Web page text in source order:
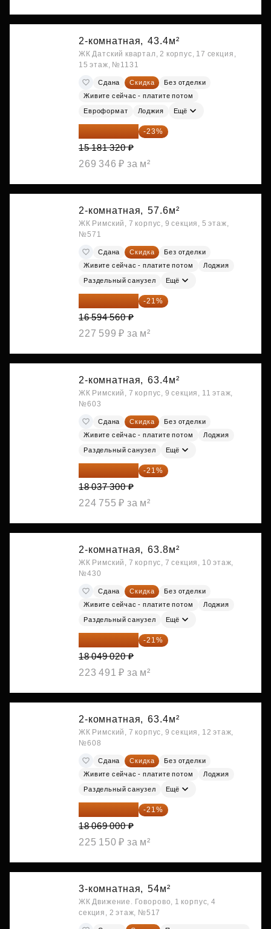
2-комнатная, 43.4м²
ЖК Датский квартал, 2 корпус, 17 секция,
15 этаж, №1131
Сдана Скидка
Без отделки
Живите сейчас - платите потом
Евроформат Лоджия Ещё
11 689 616 ₽ -23%
15 181 320 ₽
269 346 ₽ за м²
2-комнатная, 57.6м²
ЖК Римский, 7 корпус, 9 секция, 5 этаж,
№571
Сдана Скидка
Без отделки
Живите сейчас - платите потом
Лоджия
Раздельный санузел Ещё
13 109 702 ₽ -21%
16 594 560 ₽
227 599 ₽ за м²
2-комнатная, 63.4м²
ЖК Римский, 7 корпус, 9 секция, 11 этаж,
№603
Сдана Скидка
Без отделки
Живите сейчас - платите потом
Лоджия
Раздельный санузел Ещё
14 249 467 ₽ -21%
18 037 300 ₽
224 755 ₽ за м²
2-комнатная, 63.8м²
ЖК Римский, 7 корпус, 7 секция, 10 этаж,
№430
Сдана Скидка
Без отделки
Живите сейчас - платите потом
Лоджия
Раздельный санузел Ещё
14 258 726 ₽ -21%
18 049 020 ₽
223 491 ₽ за м²
2-комнатная, 63.4м²
ЖК Римский, 7 корпус, 9 секция, 12 этаж,
№608
Сдана Скидка
Без отделки
Живите сейчас - платите потом
Лоджия
Раздельный санузел Ещё
14 274 510 ₽ -21%
18 069 000 ₽
225 150 ₽ за м²
3-комнатная, 54м²
ЖК Движение. Говорово, 1 корпус, 4
секция, 2 этаж, №517